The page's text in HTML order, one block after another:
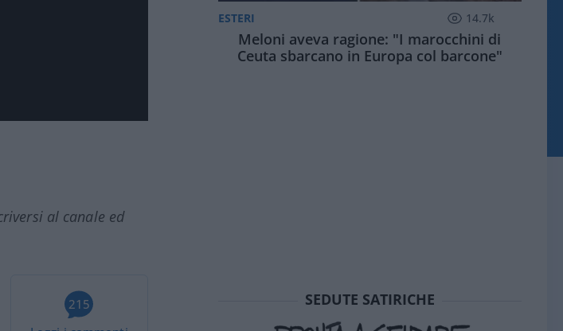
al canale ed
215
ESTERI 14.7k
Meloni aveva ragione: "I marocchini di
Ceuta sbarcano in Europa col barcone"
SEDUTE SATIRICHE